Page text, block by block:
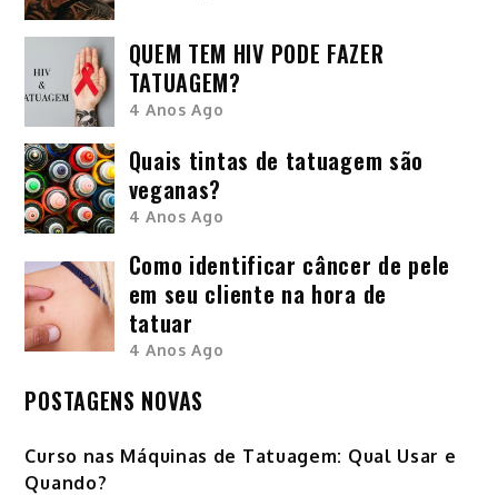
QUEM TEM HIV PODE FAZER
TATUAGEM?
4 Anos Ago
Quais tintas de tatuagem são
veganas?
4 Anos Ago
Como identificar câncer de pele
em seu cliente na hora de
tatuar
4 Anos Ago
POSTAGENS NOVAS
Curso nas Máquinas de Tatuagem: Qual Usar e
Quando?